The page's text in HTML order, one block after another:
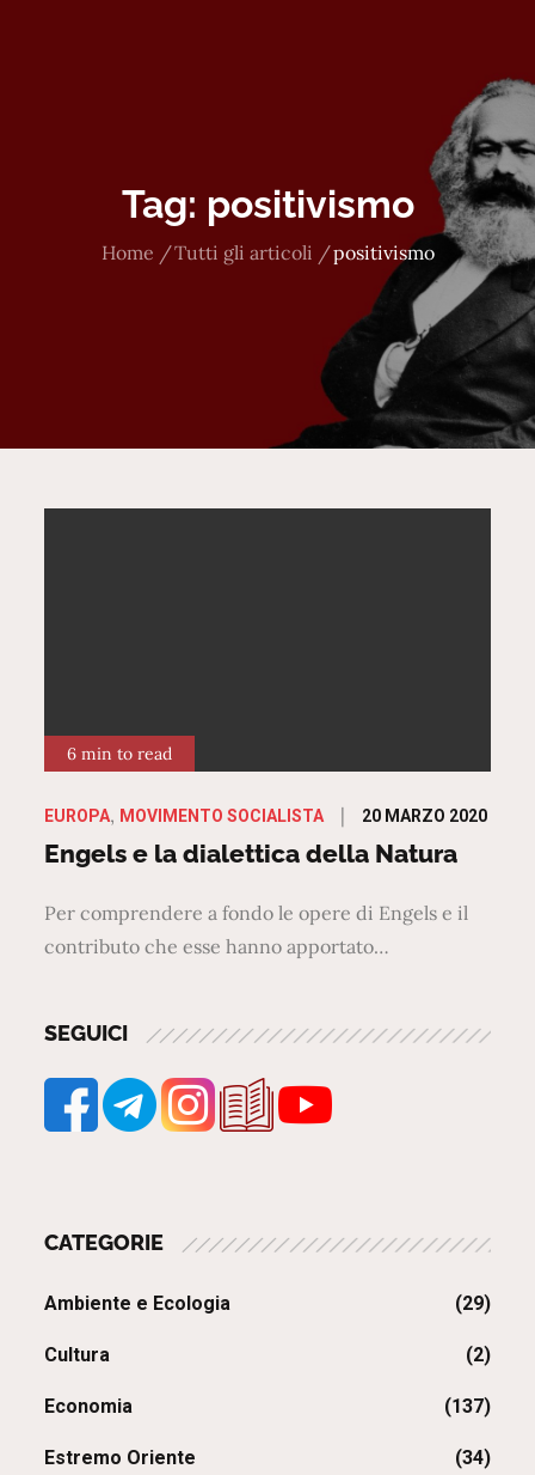
Tag: positivismo
Home Tutti gli articoli positivismo
6 min to read
EUROPA MOVIMENTO SOCIALISTA
Posted
on
20 MARZO 2020
Engels e la dialettica della Natura
Per comprendere a fondo le opere di Engels e il
contributo che esse hanno apportato…
SEGUICI
CATEGORIE
Ambiente e Ecologia (29)
Cultura (2)
Economia (137)
Estremo Oriente (34)